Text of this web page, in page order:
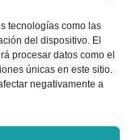
tecnologías como las
del dispositivo. El
procesar datos como el
únicas en este sitio.
negativamente a